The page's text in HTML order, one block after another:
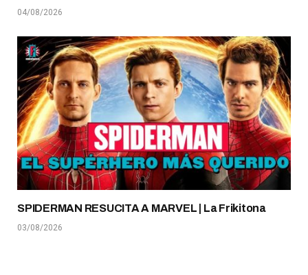
04/08/2026
SPIDERMAN RESUCITA A MARVEL | La Frikitona
03/08/2026